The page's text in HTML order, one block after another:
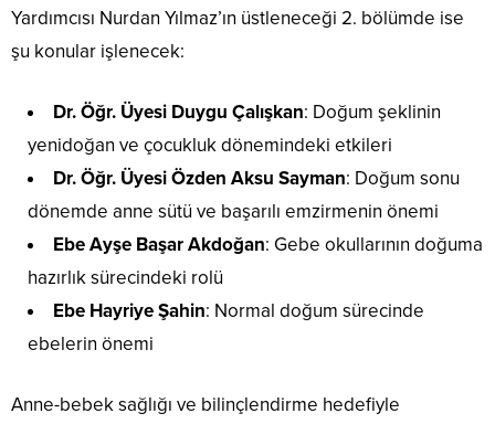
Yardımcısı Nurdan Yılmaz’ın üstleneceği 2. bölümde ise
şu konular işlenecek:
Dr. Öğr. Üyesi Duygu Çalışkan: Doğum şeklinin
yenidoğan ve çocukluk dönemindeki etkileri
Dr. Öğr. Üyesi Özden Aksu Sayman: Doğum sonu
dönemde anne sütü ve başarılı emzirmenin önemi
Ebe Ayşe Başar Akdoğan: Gebe okullarının doğuma
hazırlık sürecindeki rolü
Ebe Hayriye Şahin: Normal doğum sürecinde
ebelerin önemi
Anne-bebek sağlığı ve bilinçlendirme hedefiyle